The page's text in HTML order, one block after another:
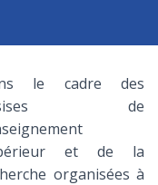
le cadre des
de
et de la
organisées à